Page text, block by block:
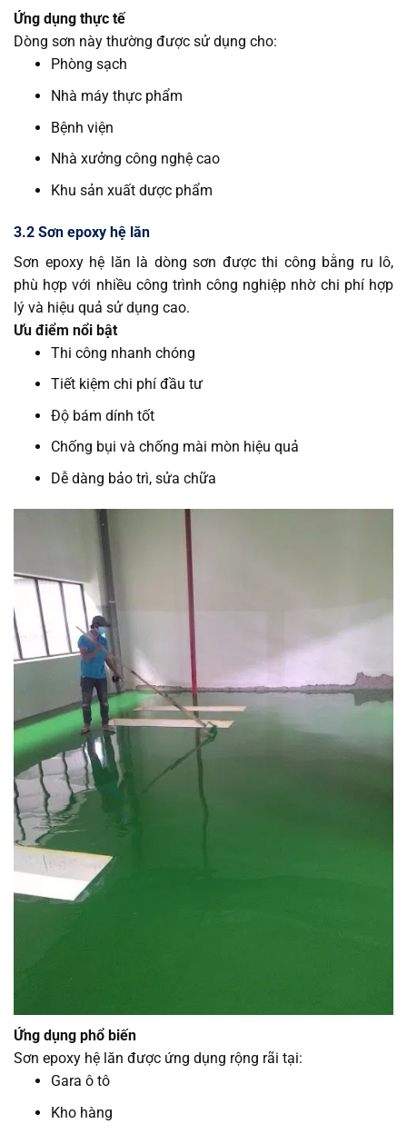
Ứng dụng thực tế
Dòng sơn này thường được sử dụng cho:
Phòng sạch
Nhà máy thực phẩm
Bệnh viện
Nhà xưởng công nghệ cao
Khu sản xuất dược phẩm
3.2 Sơn epoxy hệ lăn
Sơn epoxy hệ lăn là dòng sơn được thi công bằng ru lô,
phù hợp với nhiều công trình công nghiệp nhờ chi phí hợp
lý và hiệu quả sử dụng cao.
Ưu điểm nổi bật
Thi công nhanh chóng
Tiết kiệm chi phí đầu tư
Độ bám dính tốt
Chống bụi và chống mài mòn hiệu quả
Dễ dàng bảo trì, sửa chữa
Ứng dụng phổ biến
Sơn epoxy hệ lăn được ứng dụng rộng rãi tại:
Gara ô tô
Kho hàng